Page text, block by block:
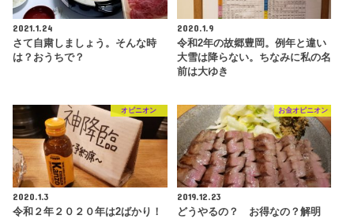
2021.1.24
さて自粛しましょう。そんな時
は？おうちで？
2020.1.9
令和2年の故郷豊岡。例年と違い
大雪は降らない。ちなみに私の名
前は大ゆき
オピニオン
2020.1.3
令和２年２０２０年は2ばかり！
お金オピニオン
2019.12.23
どうやるの？ お得なの？解明